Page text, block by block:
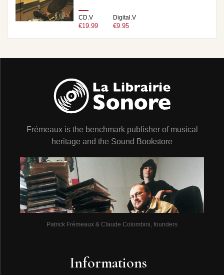
CD.V
€19.99
Digital.V
€9.95
Frémeaux is the benchmark publisher of musical
heritage and the Sound Bookstore
Patrick Frémeaux & Claude Colombini, founders
Informations